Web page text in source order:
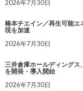
2026年7月30日
椿本チエイン／再生可能
現を加速
2026年7月30日
三井倉庫ホールディングス
を開発・導入開始
2026年7月30日